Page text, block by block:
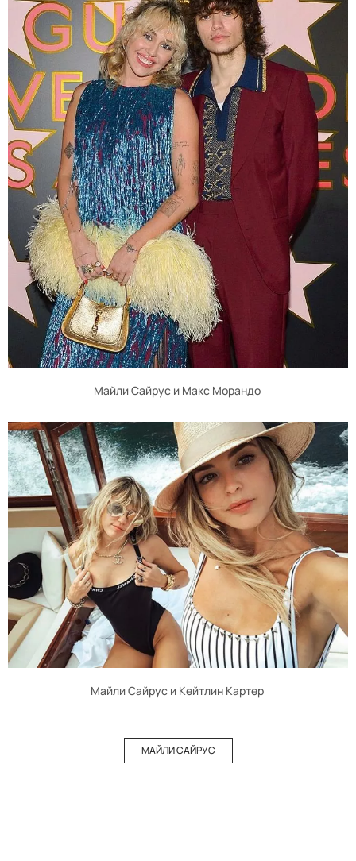
Майли Сайрус и Макс Морандо
Майли Сайрус и Кейтлин Картер
МАЙЛИ САЙРУС